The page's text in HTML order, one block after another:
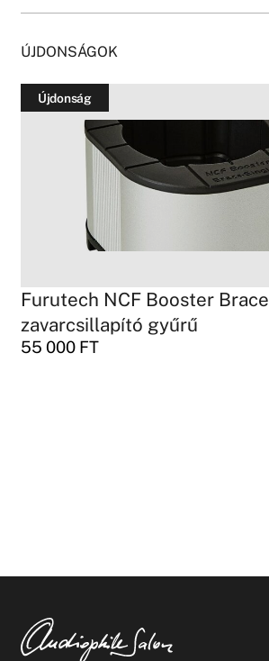
ÚJDONSÁGOK
Újdonság
Furutech NCF Booster Brace
zavarcsillapító gyűrű
55 000 FT